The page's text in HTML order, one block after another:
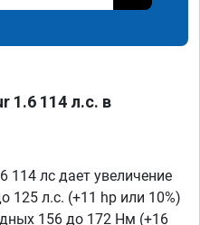
1.6 114 л.с. в
114 лс дает увеличение
125 л.с. (+11 hp или 10%)
156 до 172 Нм (+16